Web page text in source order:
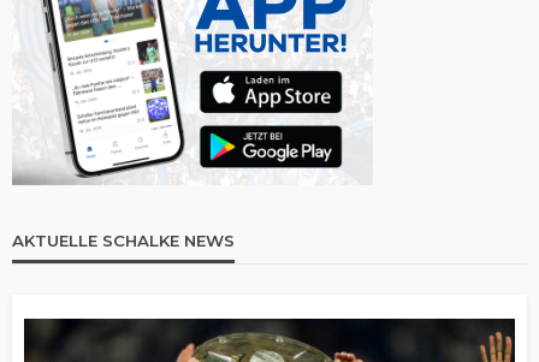
AKTUELLE SCHALKE NEWS